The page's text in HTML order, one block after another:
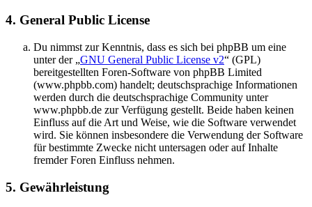
4. General Public License
Du nimmst zur Kenntnis, dass es sich bei phpBB um eine
unter der „GNU General Public License v2“ (GPL)
bereitgestellten Foren-Software von phpBB Limited
(www.phpbb.com) handelt; deutschsprachige Informationen
werden durch die deutschsprachige Community unter
www.phpbb.de zur Verfügung gestellt. Beide haben keinen
Einfluss auf die Art und Weise, wie die Software verwendet
wird. Sie können insbesondere die Verwendung der Software
für bestimmte Zwecke nicht untersagen oder auf Inhalte
fremder Foren Einfluss nehmen.
5. Gewährleistung